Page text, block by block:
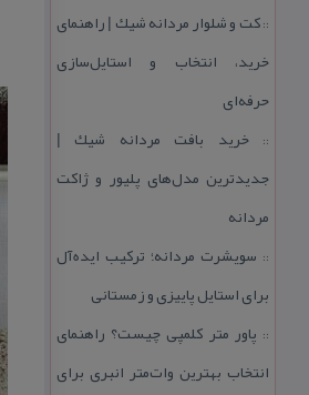
::كت و شلوار مردانه شیك | راهنمای
خرید، انتخاب و استایل‌سازی
حرفه‌ای
::خرید بافت مردانه شیك |
جدیدترین مدل‌های پلیور و ژاكت
مردانه
:: سویشرت مردانه؛ تركیب ایده‌آل
برای استایل پاییزی و زمستانی
:: پاور متر كلمپی چیست؟ راهنمای
انتخاب بهترین وات‌متر انبری برای